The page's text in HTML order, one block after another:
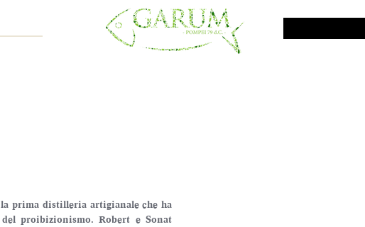
prima distilleria artigianale che ha
proibizionismo. Robert e Sonat